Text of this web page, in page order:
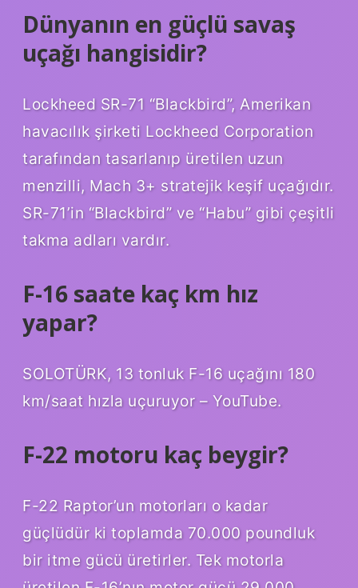
Dünyanın en güçlü savaş
uçağı hangisidir?
Lockheed SR-71 “Blackbird”, Amerikan
havacılık şirketi Lockheed Corporation
tarafından tasarlanıp üretilen uzun
menzilli, Mach 3+ stratejik keşif uçağıdır.
SR-71’in “Blackbird” ve “Habu” gibi çeşitli
takma adları vardır.
F-16 saate kaç km hız
yapar?
SOLOTÜRK, 13 tonluk F-16 uçağını 180
km/saat hızla uçuruyor – YouTube.
F-22 motoru kaç beygir?
F-22 Raptor’un motorları o kadar
güçlüdür ki toplamda 70.000 poundluk
bir itme gücü üretirler. Tek motorla